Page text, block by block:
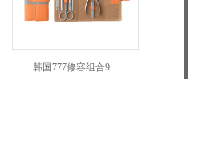
韩国777修容组合9...